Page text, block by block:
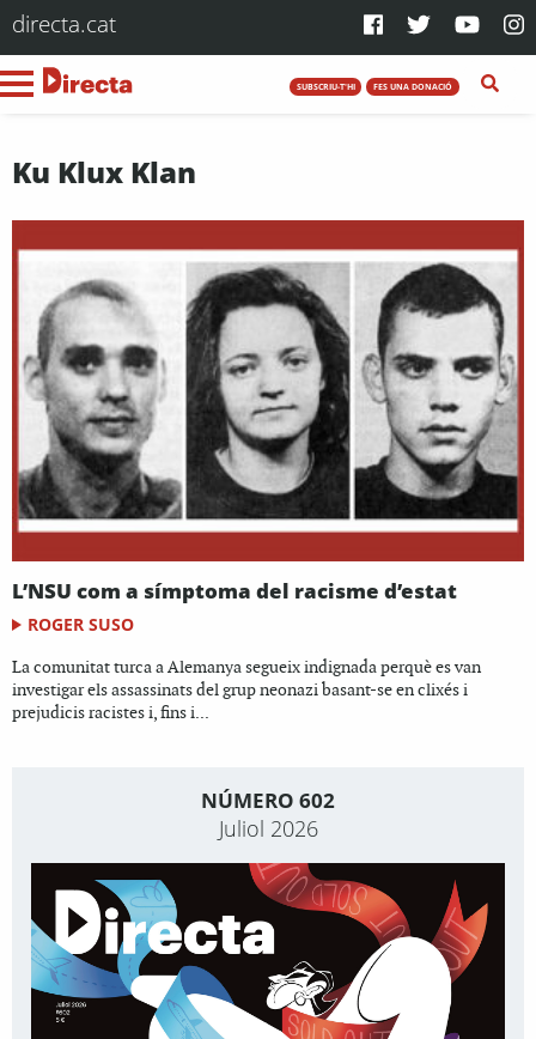
directa.cat
SUBSCRIU-T'HI FES UNA DONACIÓ
Ku Klux Klan
L’NSU com a símptoma del racisme d’estat
ROGER SUSO
La comunitat turca a Alemanya segueix indignada perquè es van
investigar els assassinats del grup neonazi basant-se en clixés i
prejudicis racistes i, fins i...
NÚMERO 602
Juliol 2026